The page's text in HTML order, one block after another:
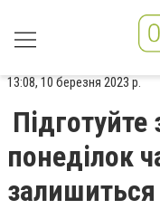
13:08, 10 березня 2023 р.
Підготуйте
понеділок